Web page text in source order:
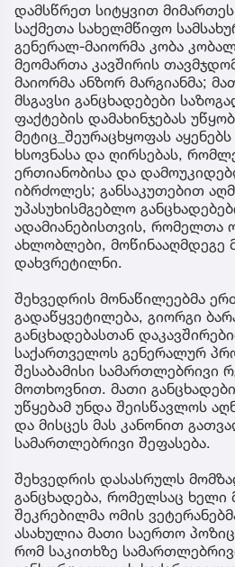
დამსწრეთ სიტყვით მიმართეს
საქმეთა სახელმწიფო
გენერალ-მაიორმა კობა
მეომართა კავშირის
მაიორმა ანზორ მარგიანმა;
მსგავსი განცხადებები
ფაქტების დამახინჯებას
მეტიც_შეურაცხყოფას
ხსოვნასა და ღირსებას,
ერთიანობისა და
იბრძოლეს; განსაკუთებით
უპასუხისმგებლო
ადამიანებისთვის, რომელთა
ახლობლები, მოწინააღმდეგე
დახვრეტილნი.
შეხვედრის მონაწილეებმა
გადაწყვეტილება, გიორგი
განცხადებასთან
საქართველოს გენერალურ
შესაბამისი სამართლებრივი
მოთხოვნით. მათი
უწყებამ უნდა შეისწავლოს
და მისცეს მას კანონით
სამართლებრივი შეფასება.
შეხვედრის დასასრულს
განცხადება, რომელსაც ხელი
შეკრებილმა ომის
ასახულია მათი საერთო
რომ საკითხზე